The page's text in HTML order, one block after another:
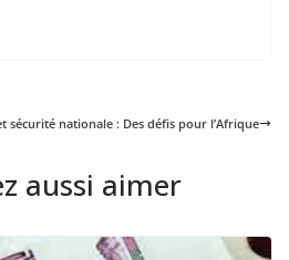
sécurité nationale : Des défis pour l’Afrique
aussi aimer